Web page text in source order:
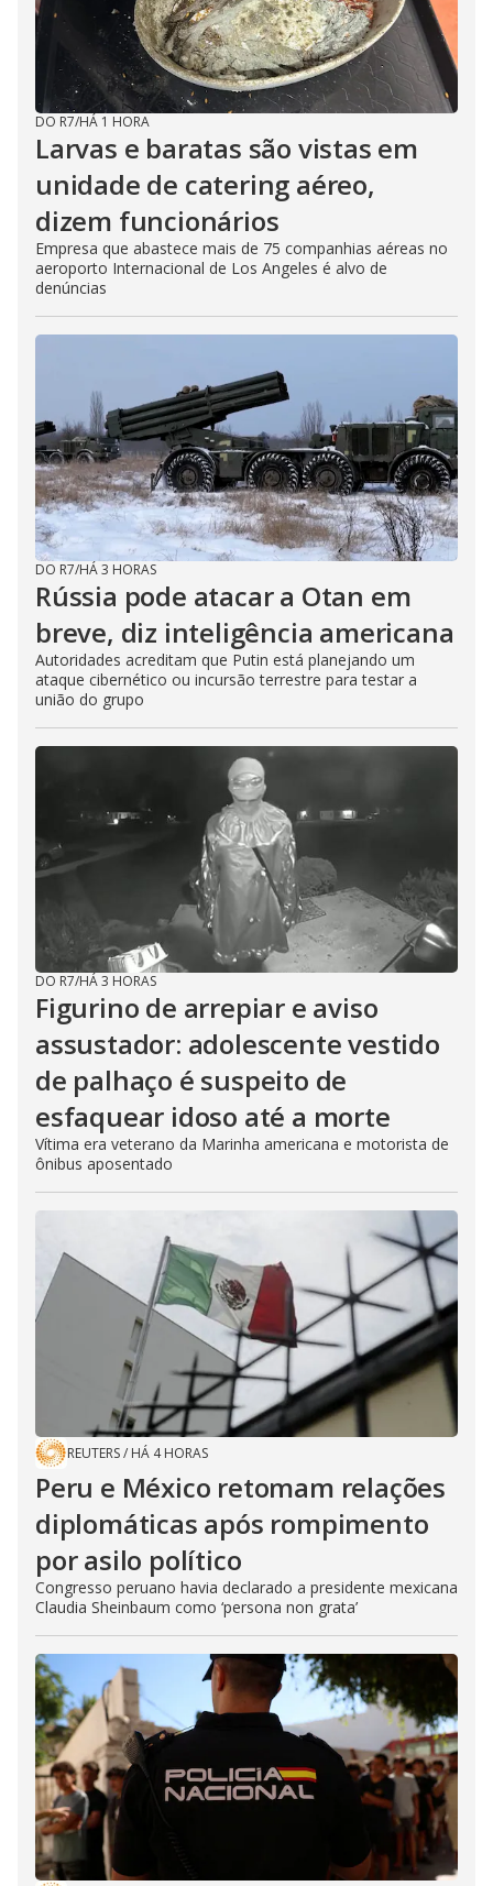
DO R7/HÁ 1 HORA
Larvas e baratas são vistas em
unidade de catering aéreo,
dizem funcionários
Empresa que abastece mais de 75 companhias aéreas no
aeroporto Internacional de Los Angeles é alvo de
denúncias
DO R7/HÁ 3 HORAS
Rússia pode atacar a Otan em
breve, diz inteligência americana
Autoridades acreditam que Putin está planejando um
ataque cibernético ou incursão terrestre para testar a
união do grupo
DO R7/HÁ 3 HORAS
Figurino de arrepiar e aviso
assustador: adolescente vestido
de palhaço é suspeito de
esfaquear idoso até a morte
Vítima era veterano da Marinha americana e motorista de
ônibus aposentado
REUTERS/ HÁ 4 HORAS
Peru e México retomam relações
diplomáticas após rompimento
por asilo político
Congresso peruano havia declarado a presidente mexicana
Claudia Sheinbaum como ‘persona non grata’